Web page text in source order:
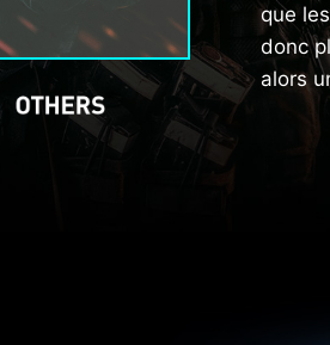
que
donc
alors